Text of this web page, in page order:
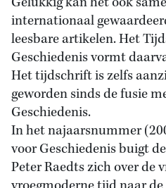
internationaal
leesbare artikelen. Het
Geschiedenis vormt
Het tijdschrift is zelfs
geworden sinds de fusie
Geschiedenis.
In het najaarsnummer
voor Geschiedenis buigt
Peter Raedts zich over de